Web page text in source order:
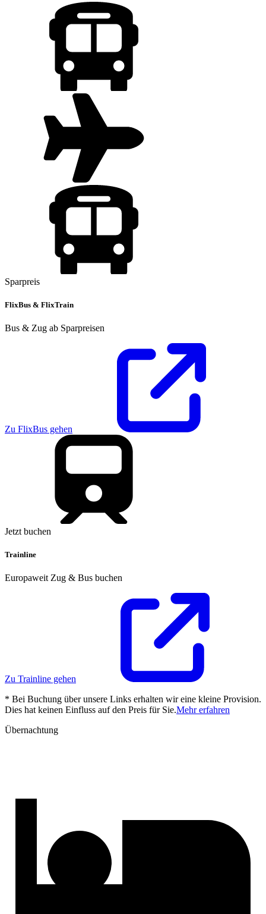
Sparpreis
FlixBus & FlixTrain
Bus & Zug ab Sparpreisen
Zu FlixBus gehen
Jetzt buchen
Trainline
Europaweit Zug & Bus buchen
Zu Trainline gehen
* Bei Buchung über unsere Links erhalten wir eine kleine Provision.
Dies hat keinen Einfluss auf den Preis für Sie.Mehr erfahren
Übernachtung